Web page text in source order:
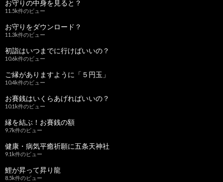
お守りの中身を見ると？
11.5k件のビュー
お守りをダウンロード？
11.3k件のビュー
初詣はいつまでに行けばいいの？
10.6k件のビュー
ご縁がありますように「５円玉」
10.4k件のビュー
お賽銭はいくらあげればいいの？
10.1k件のビュー
縁を結ぶ！お賽銭の額
9.7k件のビュー
健康・病気平癒祈願に五条天神社
9.1k件のビュー
鯉が昇って昇り龍
8.5k件のビュー